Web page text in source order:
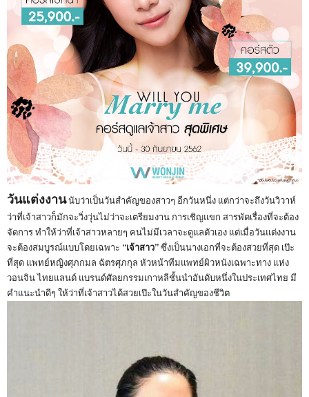
​วันแต่งงานนับว่าเป็นวันสำคัญของสาวๆ อีกวันหนึ่ง แต่กว่าจะถึงวันวิวาห์
ว่าที่เจ้าสาวก็มักจะวิ่งวุ่นไม่ว่าจะเตรียมงาน การเชิญแขก สารพัดเรื่องที่จะต้อง
จัดการ ทำให้ว่าที่เจ้าสาวหลายๆ คนไม่มีเวลาจะดูแลตัวเอง แต่เมื่อวันแต่งงาน
จะต้องสมบูรณ์แบบโดยเฉพาะ “เจ้าสาว” ซึ่งเป็นนางเอกที่จะต้องสวยที่สุด เป๊ะ
ที่สุด แพทย์หญิงศุภกมล ฉัตรศุภกุล หัวหน้าทีมแพทย์ผิวหนังเฉพาะทาง แห่ง
วอนจิน ไทยแลนด์ แบรนด์ศัลยกรรมเกาหลีชั้นนำอันดับหนึ่งในประเทศไทย มี
คำแนะนำดีๆ ให้ว่าที่เจ้าสาวได้สวยเป๊ะในวันสำคัญของชีวิต